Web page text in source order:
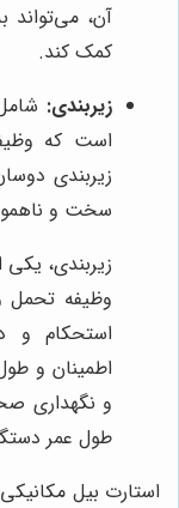
آن، می‌تواند
کمک کند.
زیربندی:
است که
زیربندی
سخت و
زیربندی،
وظیفه تحمل
استحکام و
اطمینان و
و نگهداری
طول عمر
استارت بیل